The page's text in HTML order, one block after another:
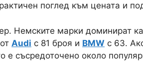
поглед към цената и
Немските марки доминират
Audi с 81 броя и BMW с 63.
е съсредоточено около